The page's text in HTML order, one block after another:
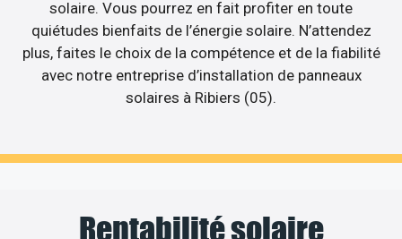
solaire. Vous pourrez en fait profiter en toute
quiétudes bienfaits de l’énergie solaire. N’attendez
plus, faites le choix de la compétence et de la fiabilité
avec notre entreprise d’installation de panneaux
solaires à Ribiers (05).
Rentabilité solaire